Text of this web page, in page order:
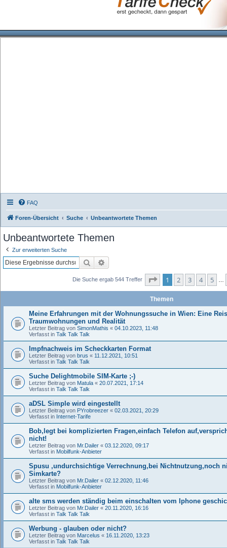
FAQ
Foren-Übersicht Suche Unbeantwortete Themen
Unbeantwortete Themen
Zur erweiterten Suche
Suche
Die Suche ergab 544 Treffer Seite von
1 2 3 4 5
Themen
Meine Erfahrungen mit der Wohnungssuche in Wien: Eine
Traumwohnungen und Realität
Letzter Beitrag von SimonMathis « 04.10.2023, 11:48
Verfasst in Talk Talk Talk
Impfnachweis im Scheckkarten Format
Letzter Beitrag von brus « 11.12.2021, 10:51
Verfasst in Talk Talk Talk
Suche Delightmobile SIM-Karte ;-)
Letzter Beitrag von Matula « 20.07.2021, 17:14
Verfasst in Talk Talk Talk
aDSL Simple wird eingestellt
Letzter Beitrag von PYrobreezer « 02.03.2021, 20:29
Verfasst in Internet-Tarife
Bob,legt bei komplizierten Fragen,einfach Telefon
nicht!
Letzter Beitrag von Mr.Dailer « 03.12.2020, 09:17
Verfasst in Mobilfunk-Anbieter
Spusu ,undurchsichtige Verrechnung,bei Nichtnutzung,noch
Simkarte?
Letzter Beitrag von Mr.Dailer « 02.12.2020, 11:46
Verfasst in Mobilfunk-Anbieter
alte sms werden ständig beim einschalten vom Iphone
Letzter Beitrag von Mr.Dailer « 20.11.2020, 16:16
Verfasst in Talk Talk Talk
Werbung - glauben oder nicht?
Letzter Beitrag von Marcelus « 16.11.2020, 13:23
Verfasst in Talk Talk Talk